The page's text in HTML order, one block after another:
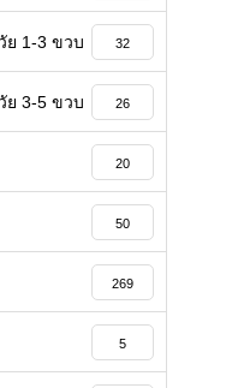
ย 1-3 ขวบ 32
ย 3-5 ขวบ 26
20
50
269
5